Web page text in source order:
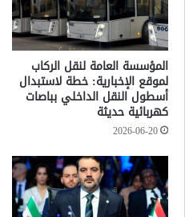
المؤسسة العامة لنقل الركاب
لموقع الإخبارية: خطة لاستبدال
أسطول النقل الداخلي بباصات
كهربائية حديثة
2026-06-20